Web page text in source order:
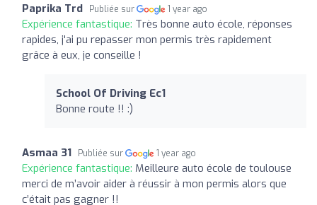
Paprika Trd Publiée sur 1 year ago
Expérience fantastique: Très bonne auto école, réponses
rapides, j'ai pu repasser mon permis très rapidement
grâce à eux, je conseille !
School Of Driving Ec1
Bonne route !! :)
Asmaa 31 Publiée sur 1 year ago
Expérience fantastique: Meilleure auto école de toulouse
merci de m’avoir aider à réussir à mon permis alors que
c’était pas gagner !!